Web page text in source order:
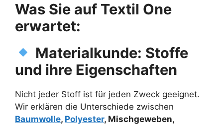
Was Sie auf Textil One
erwartet:
Materialkunde: Stoffe
und ihre Eigenschaften
Nicht jeder Stoff ist für jeden Zweck geeignet.
Wir erklären die Unterschiede zwischen
Baumwolle, Polyester, Mischgeweben,